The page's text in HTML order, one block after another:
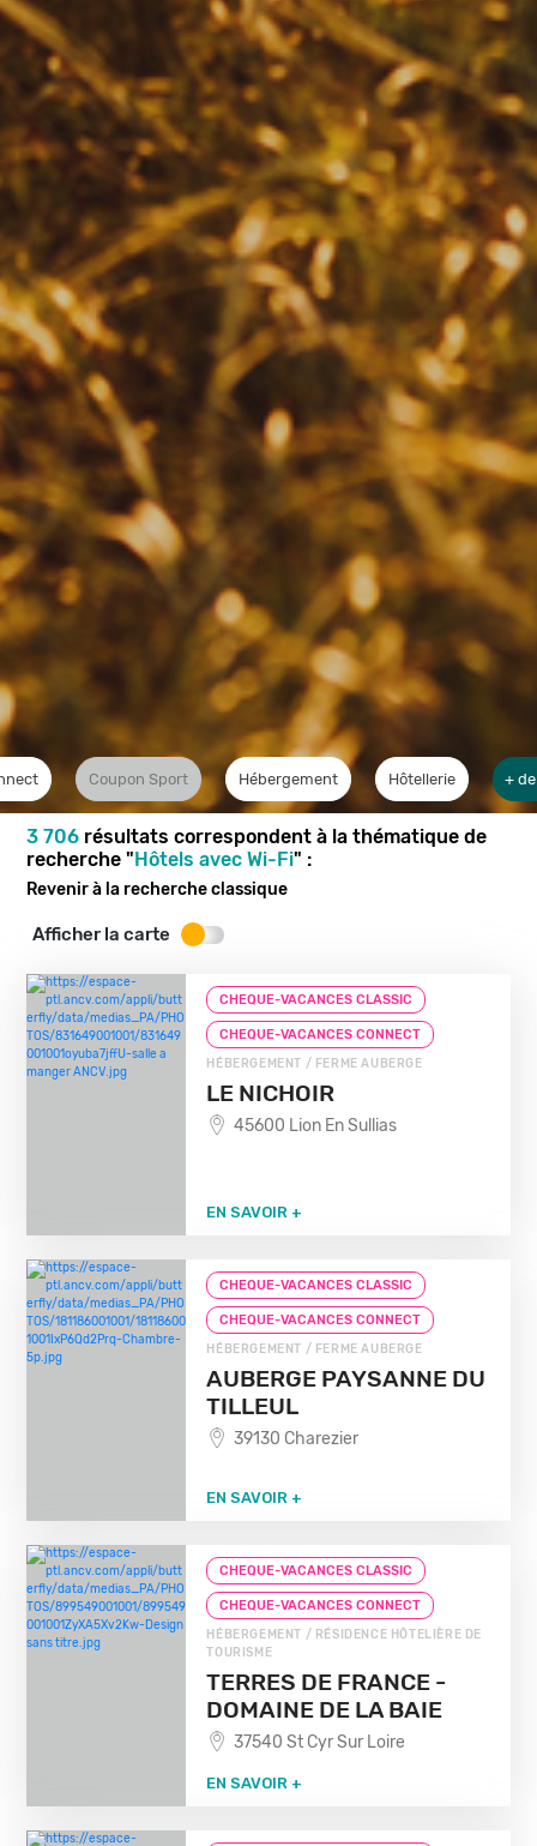
Coupon Sport Hébergement Hôtellerie +
3 706 résultats correspondent à la thématique de
recherche "Hôtels avec Wi-Fi" :
Revenir à la recherche classique
Afficher la carte
CHEQUE-VACANCES CLASSIC
CHEQUE-VACANCES CONNECT
HÉBERGEMENT / FERME AUBERGE
LE NICHOIR
45600 Lion En Sullias
EN SAVOIR +
CHEQUE-VACANCES CLASSIC
CHEQUE-VACANCES CONNECT
HÉBERGEMENT / FERME AUBERGE
AUBERGE PAYSANNE DU
TILLEUL
39130 Charezier
EN SAVOIR +
CHEQUE-VACANCES CLASSIC
CHEQUE-VACANCES CONNECT
HÉBERGEMENT / RÉSIDENCE HÔTELIÈRE DE
TOURISME
TERRES DE FRANCE -
DOMAINE DE LA BAIE
37540 St Cyr Sur Loire
EN SAVOIR +